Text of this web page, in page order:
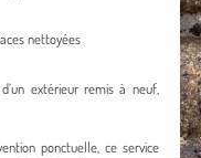
nettoyées
extérieur remis à neuf,
ponctuelle, ce service